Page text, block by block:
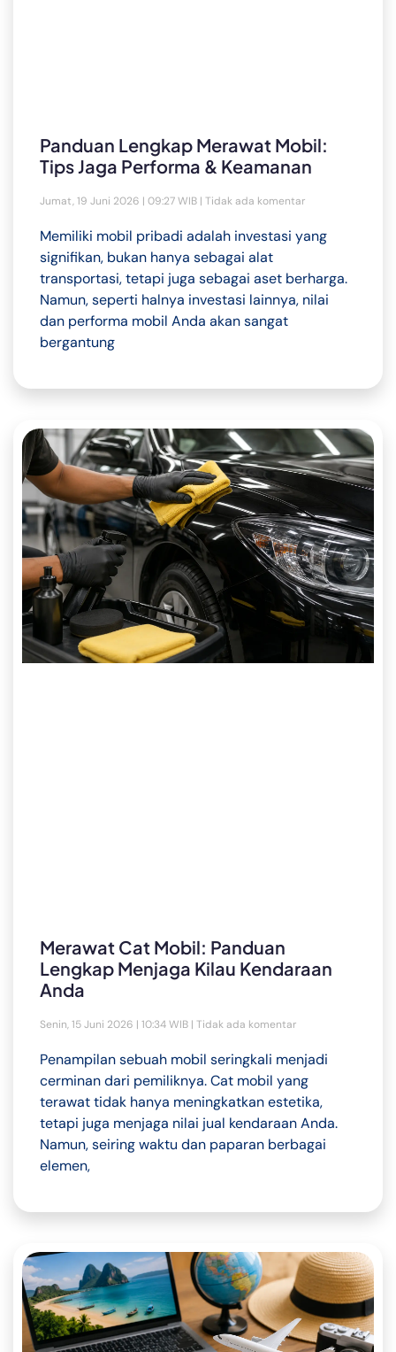
Panduan Lengkap Merawat Mobil:
Tips Jaga Performa & Keamanan
Jumat, 19 Juni 2026 | 09:27 WIB Tidak ada komentar
Memiliki mobil pribadi adalah investasi yang
signifikan, bukan hanya sebagai alat
transportasi, tetapi juga sebagai aset berharga.
Namun, seperti halnya investasi lainnya, nilai
dan performa mobil Anda akan sangat
bergantung
Merawat Cat Mobil: Panduan
Lengkap Menjaga Kilau Kendaraan
Anda
Senin, 15 Juni 2026 | 10:34 WIB Tidak ada komentar
Penampilan sebuah mobil seringkali menjadi
cerminan dari pemiliknya. Cat mobil yang
terawat tidak hanya meningkatkan estetika,
tetapi juga menjaga nilai jual kendaraan Anda.
Namun, seiring waktu dan paparan berbagai
elemen,